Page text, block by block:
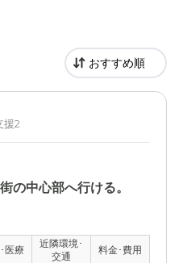
援2
の中心部へ行ける。
医療
近隣環境･
交通
料金･費用